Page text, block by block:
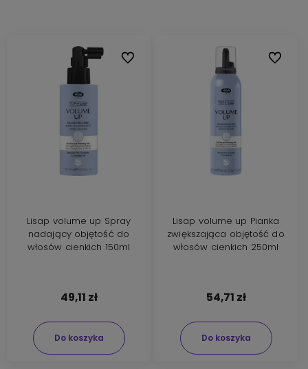
Lisap volume up Spray
nadający objętość do
włosów cienkich 150ml
49,11 zł
Do koszyka
Do ulubionych
Lisap volume up Pianka
zwiększająca objętość do
włosów cienkich 250ml
54,71 zł
Do koszyka
Do